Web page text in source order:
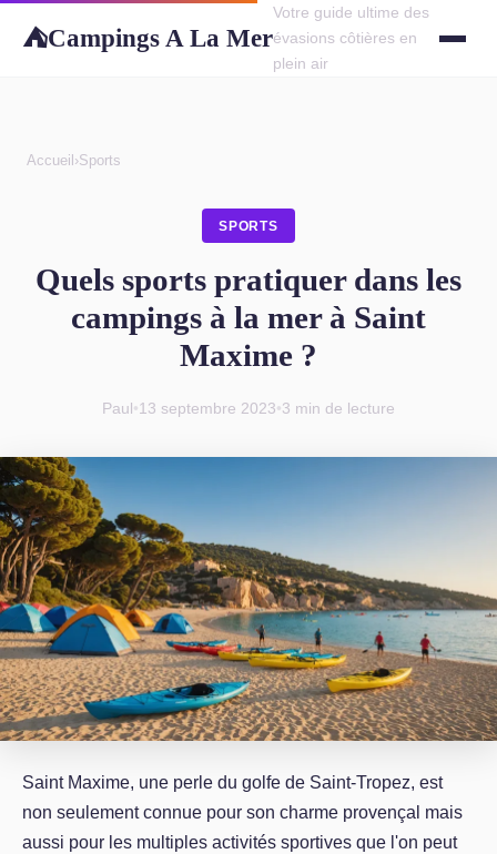
⛺Campings A La Mer
Votre guide ultime des
évasions côtières en
plein air
Accueil ›Sports
SPORTS
Quels sports pratiquer dans les
campings à la mer à Saint
Maxime ?
Paul•13 septembre 2023•3 min de lecture
Saint Maxime, une perle du golfe de Saint-Tropez, est
non seulement connue pour son charme provençal mais
aussi pour les multiples activités sportives que l'on peut